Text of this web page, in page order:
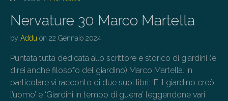
Nervature 30 Marco Martella
by Addu on 22 Gennaio 2024
Puntata tutta dedicata allo scrittore e storico di giardini (e
direi anche filosofo del giardino) Marco Martella. In
particolare vi racconto di due suoi libri: ‘E il giardino creò
l’uomo’ e ‘Giardini in tempo di guerra’ leggendone vari